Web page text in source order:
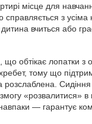
місце для
справляється з усіма
вчиться або
обтікає лопатки з
тому що
розслаблена.
«розвалитися» в
— гарантує